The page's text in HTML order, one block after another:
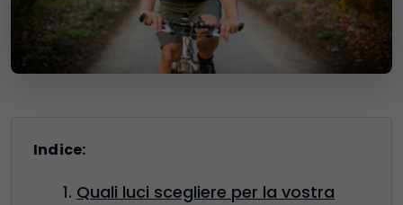
Indice:
Quali luci scegliere per la vostra